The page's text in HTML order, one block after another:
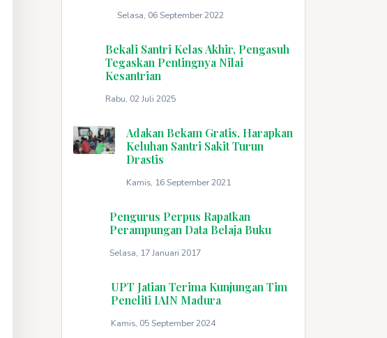
Selasa, 06 September 2022
Bekali Santri Kelas Akhir, Pengasuh
Tegaskan Pentingnya Nilai
Kesantrian
Rabu, 02 Juli 2025
Adakan Bekam Gratis, Harapkan
Keluhan Santri Sakit Turun
Drastis
Kamis, 16 September 2021
Pengurus Perpus Rapatkan
Perampungan Data Belaja Buku
Selasa, 17 Januari 2017
UPT Jatian Terima Kunjungan Tim
Peneliti IAIN Madura
Kamis, 05 September 2024